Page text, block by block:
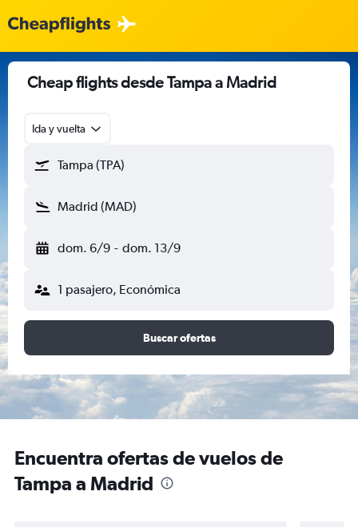
Cheap flights desde Tampa a Madrid
Ida y vuelta
Tampa (TPA)
Madrid (MAD)
dom. 6/9 - dom. 13/9
1 pasajero, Económica
Buscar ofertas
Encuentra ofertas de vuelos de
Tampa a Madrid